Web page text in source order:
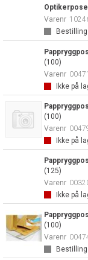
Varenr
(100)
Varenr
Ikke på
(100)
Varenr
Ikke på
(125)
Varenr
Ikke på
(100)
Varenr